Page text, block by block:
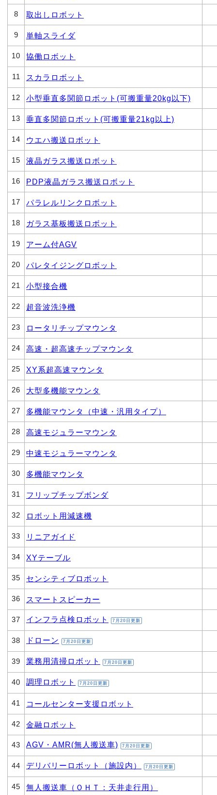
8 取出しロボット
9 単軸スライダ
10 協働ロボット
11 スカラロボット
12 小型垂直多関節ロボット(可搬重量20kg以下)
13 垂直多関節ロボット(可搬重量21kg以上)
14 ウエハ搬送ロボット
15 液晶ガラス搬送ロボット
16 PDP液晶ガラス搬送ロボット
17 パラレルリンクロボット
18 ガラス基板搬送ロボット
19 アーム付AGV
20 パレタイジングロボット
21 小型接合機
22 超音波洗浄機
23 ロータリチップマウンタ
24 高速・超高速チップマウンタ
25 XY系超高速マウンタ
26 大型多機能マウンタ
27 多機能マウンタ（中速・汎用タイプ）
28 高速モジュラーマウンタ
29 中速モジュラーマウンタ
30 多機能マウンタ
31 フリップチップボンダ
32 ロボット用減速機
33 リニアガイド
34 XYテーブル
35 センシティブロボット
36 スマートスピーカー
37 インフラ点検ロボット 7月20日更新
38 ドローン 7月20日更新
39 業務用清掃ロボット 7月20日更新
40 調理ロボット 7月20日更新
41 コールセンター支援ロボット
42 金融ロボット
43 AGV・AMR(無人搬送車) 7月20日更新
44 デリバリーロボット（施設内） 7月20日更新
45 無人搬送車（ＯＨＴ：天井走行用）